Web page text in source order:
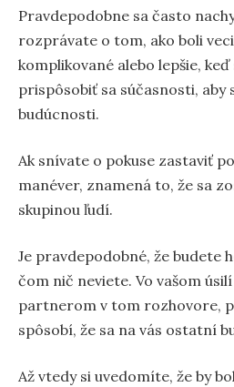
Pravdepodobne sa často
rozprávate o tom, ako boli
komplikované alebo lepšie,
prispôsobiť sa súčasnosti,
budúcnosti.
Ak snívate o pokuse zastaviť
manéver, znamená to, že sa
skupinou ľudí.
Je pravdepodobné, že budete
čom nič neviete. Vo vašom
partnerom v tom rozhovore,
spôsobí, že sa na vás ostatní
Až vtedy si uvedomíte, že by